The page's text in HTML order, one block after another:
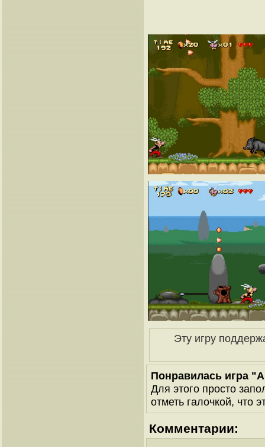
Эту игру
Понравилась игра
Для этого просто
отметь галочкой, что
Комментарии: